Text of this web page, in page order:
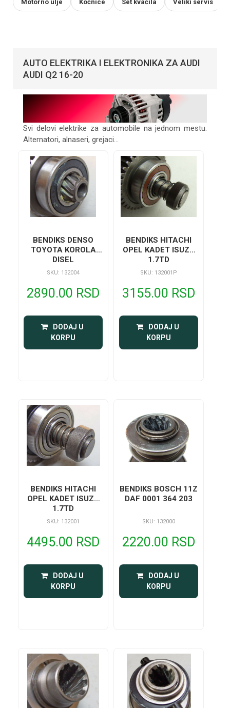
Motorno ulje Kočnice Set kvačila Veliki servis
AUTO ELEKTRIKA I ELEKTRONIKA ZA AUDI
AUDI Q2 16-20
Svi delovi elektrike za automobile na jednom mestu.
Alternatori, alnaseri, grejaci...
BENDIKS DENSO
TOYOTA KOROLA
DISEL
SKU: 132004
2890.00 RSD
DODAJ U
KORPU
BENDIKS HITACHI
OPEL KADET ISUZU
1.7TD
SKU: 132001P
3155.00 RSD
DODAJ U
KORPU
BENDIKS HITACHI
OPEL KADET ISUZU
1.7TD
SKU: 132001
4495.00 RSD
DODAJ U
KORPU
BENDIKS BOSCH 11Z
DAF 0001 364 203
SKU: 132000
2220.00 RSD
DODAJ U
KORPU